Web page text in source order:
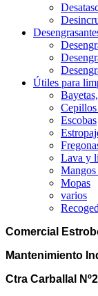
Útiles para
Cepillos
Escobas
Lava y
Mopas
varios
Comercial
Mantenimiento
Ctra Carballal